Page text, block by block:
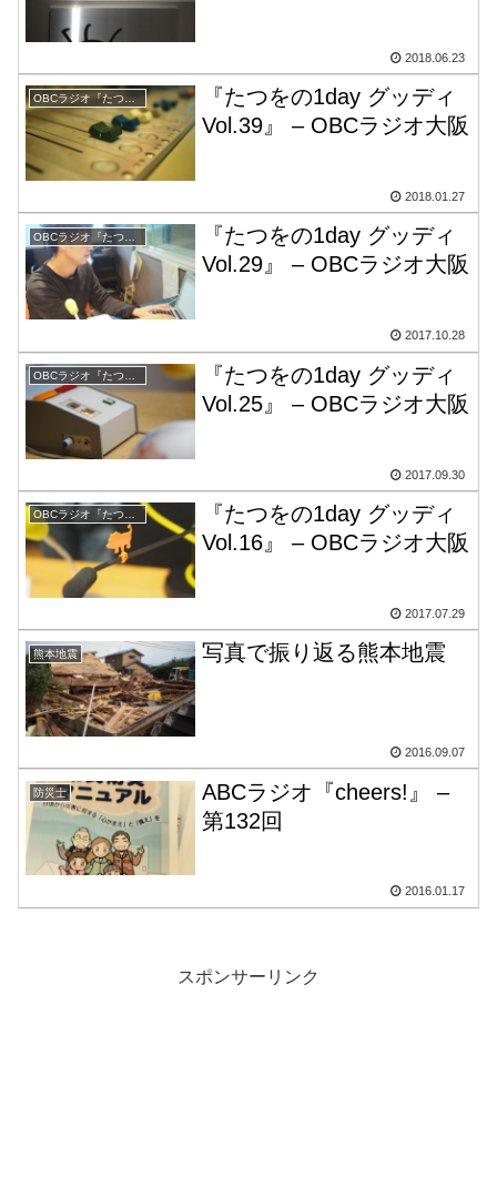
2018.06.23
OBCラジオ『たつをの1day グッディ』
『たつをの1day グッディ
Vol.39』 – OBCラジオ大阪
2018.01.27
『たつをの1day グッディ
Vol.29』 – OBCラジオ大阪
2017.10.28
『たつをの1day グッディ
Vol.25』 – OBCラジオ大阪
2017.09.30
OBCラジオ『たつをの1day グッディ』
『たつをの1day グッディ
Vol.16』 – OBCラジオ大阪
2017.07.29
熊本地震 写真で振り返る熊本地震
2016.09.07
防災士
ABCラジオ『cheers!』 –
第132回
2016.01.17
スポンサーリンク